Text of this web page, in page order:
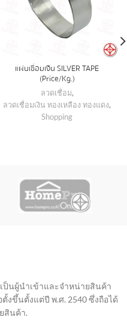
แผ่นเชื่อมเงิน SILVER TAPE
(Price/Kg.)
ลวดเชื่อม,
ลวดเชื่อมเงิน ทองเหลือง ทองแดง,
Shopping
ป็นผู้นำเข้าและจำหน่ายสินค้า
งขึ้นตั้งแต่ปี พ.ศ. 2540 ซึ่งถือได้
สินค้า.